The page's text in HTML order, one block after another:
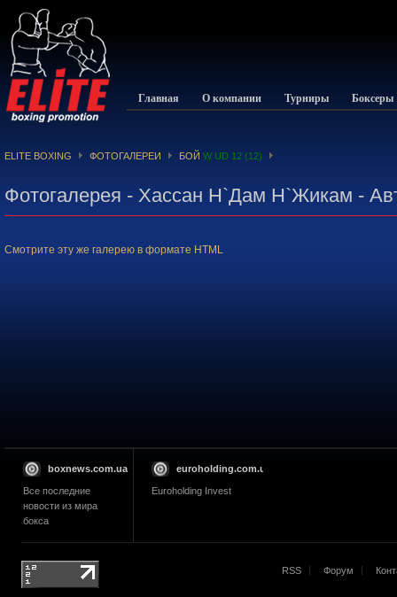
Главная О компании Турниры Боксеры
ELITE BOXING ФОТОГАЛЕРЕИ БОЙ W UD 12 (12)
Фотогалерея - Хассан Н`Дам Н`Жикам -
Смотрите эту же галерею в формате HTML
boxnews.com.ua
Все последние
новости из мира
бокса
euroholding.com.ua
Euroholding Invest
RSS Форум